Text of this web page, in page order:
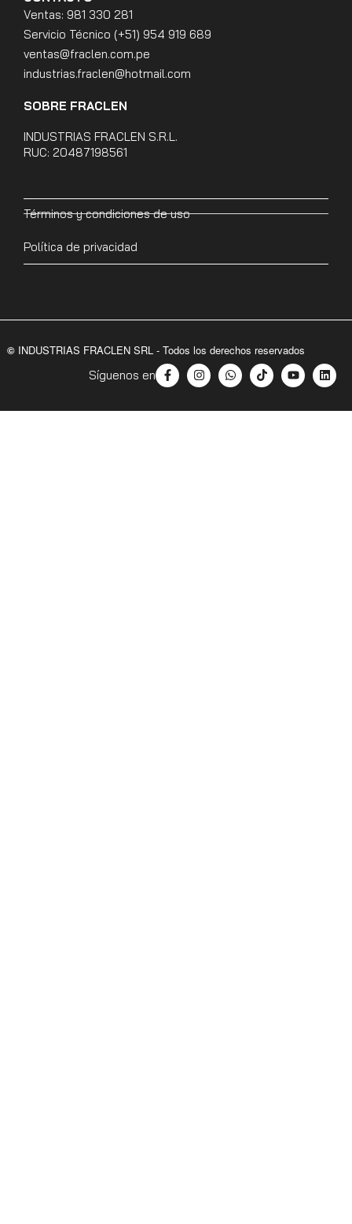
Ventas: 981 330 281
Servicio Técnico (+51) 954 919 689
ventas@fraclen.com.pe
industrias.fraclen@hotmail.com
SOBRE FRACLEN
INDUSTRIAS FRACLEN S.R.L.
RUC: 20487198561
Términos y condiciones de uso
Política de privacidad
© INDUSTRIAS FRACLEN SRL - Todos los derechos reservados
Síguenos en